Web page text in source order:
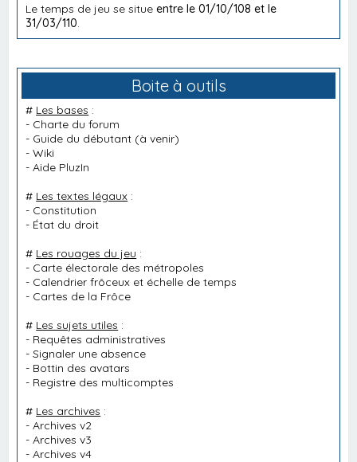
Le temps de jeu se situeentre le 01/10/108 et le
31/03/110
Boite à outils
# Les bases :
- Charte du forum
- Guide du débutant (à venir)
-Wiki
-Aide PluzIn
# Les textes légaux :
- Constitution
- État du droit
# Les rouages du jeu :
- Carte électorale des métropoles
- Calendrier frôceux et échelle de temps
- Cartes de la Frôce
# Les sujets utiles :
- Requêtes administratives
-Signaler une absence
- Bottin des avatars
- Registre des multicomptes
# Les archives :
-Archives v2
-Archives v3
-Archives v4